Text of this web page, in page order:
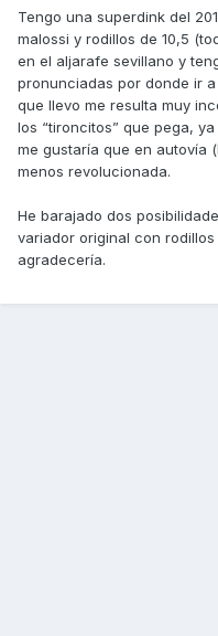
Tengo una superdink del
malossi y rodillos de 10,5
en el aljarafe sevillano y
pronunciadas por donde ir
que llevo me resulta muy
los “tironcitos” que pega,
me gustaría que en autovía
menos revolucionada.
He barajado dos
variador original con
agradecería.